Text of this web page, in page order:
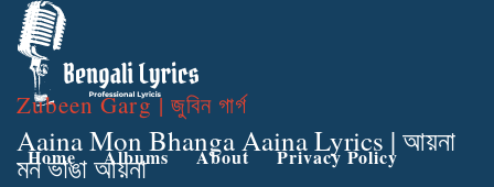
Home Albums About Privacy Policy
Zubeen Garg | জুবিন গার্গ
Aaina Mon Bhanga Aaina Lyrics | আয়না
মন ভাঙা আয়না